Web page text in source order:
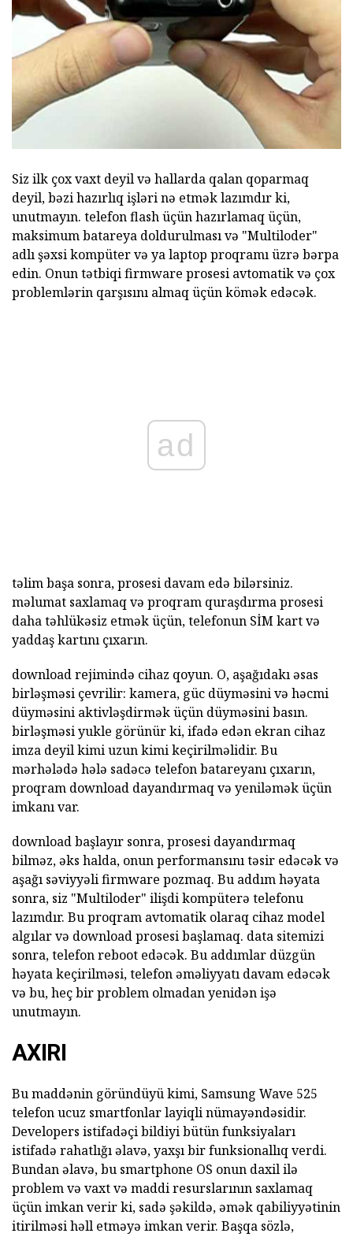
Siz ilk çox vaxt deyil və hallarda qalan qoparmaq
deyil, bəzi hazırlıq işləri nə etmək lazımdır ki,
unutmayın. telefon flash üçün hazırlamaq üçün,
maksimum batareya doldurulması və "Multiloder"
adlı şəxsi kompüter və ya laptop proqramı üzrə bərpa
edin. Onun tətbiqi firmware prosesi avtomatik və çox
problemlərin qarşısını almaq üçün kömək edəcək.
ad
təlim başa sonra, prosesi davam edə bilərsiniz.
məlumat saxlamaq və proqram quraşdırma prosesi
daha təhlükəsiz etmək üçün, telefonun SİM kart və
yaddaş kartını çıxarın.
download rejimində cihaz qoyun. O, aşağıdakı əsas
birləşməsi çevrilir: kamera, güc düyməsini və həcmi
düyməsini aktivləşdirmək üçün düyməsini basın.
birləşməsi yukle görünür ki, ifadə edən ekran cihaz
imza deyil kimi uzun kimi keçirilməlidir. Bu
mərhələdə hələ sadəcə telefon batareyanı çıxarın,
proqram download dayandırmaq və yeniləmək üçün
imkanı var.
download başlayır sonra, prosesi dayandırmaq
bilməz, əks halda, onun performansını təsir edəcək və
aşağı səviyyəli firmware pozmaq. Bu addım həyata
sonra, siz "Multiloder" ilişdi kompüterə telefonu
lazımdır. Bu proqram avtomatik olaraq cihaz model
algılar və download prosesi başlamaq. data sitemizi
sonra, telefon reboot edəcək. Bu addımlar düzgün
həyata keçirilməsi, telefon əməliyyatı davam edəcək
və bu, heç bir problem olmadan yenidən işə
unutmayın.
AXIRI
Bu maddənin göründüyü kimi, Samsung Wave 525
telefon ucuz smartfonlar layiqli nümayəndəsidir.
Developers istifadəçi bildiyi bütün funksiyaları
istifadə rahatlığı əlavə, yaxşı bir funksionallıq verdi.
Bundan əlavə, bu smartphone OS onun daxil ilə
problem və vaxt və maddi resurslarının saxlamaq
üçün imkan verir ki, sadə şəkildə, əmək qabiliyyətinin
itirilməsi həll etməyə imkan verir. Başqa sözlə,